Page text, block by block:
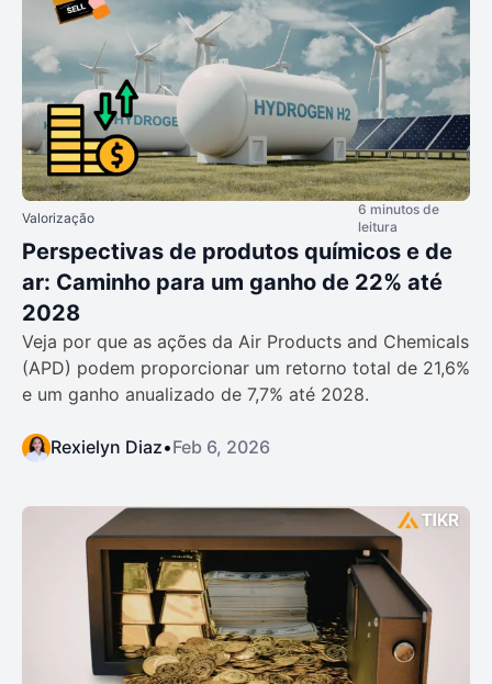
Valorização
6 minutos de
leitura
Perspectivas de produtos químicos e de
ar: Caminho para um ganho de 22% até
2028
Veja por que as ações da Air Products and Chemicals
(APD) podem proporcionar um retorno total de 21,6%
e um ganho anualizado de 7,7% até 2028.
Rexielyn Diaz•Feb 6, 2026